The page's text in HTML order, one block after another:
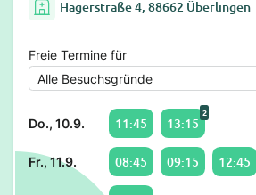
Hägerstraße 4, 88662 Überlingen
Freie Termine für
Do., 10.9. 11:45 13:15
2
Fr., 11.9. 08:45 09:15 12:45